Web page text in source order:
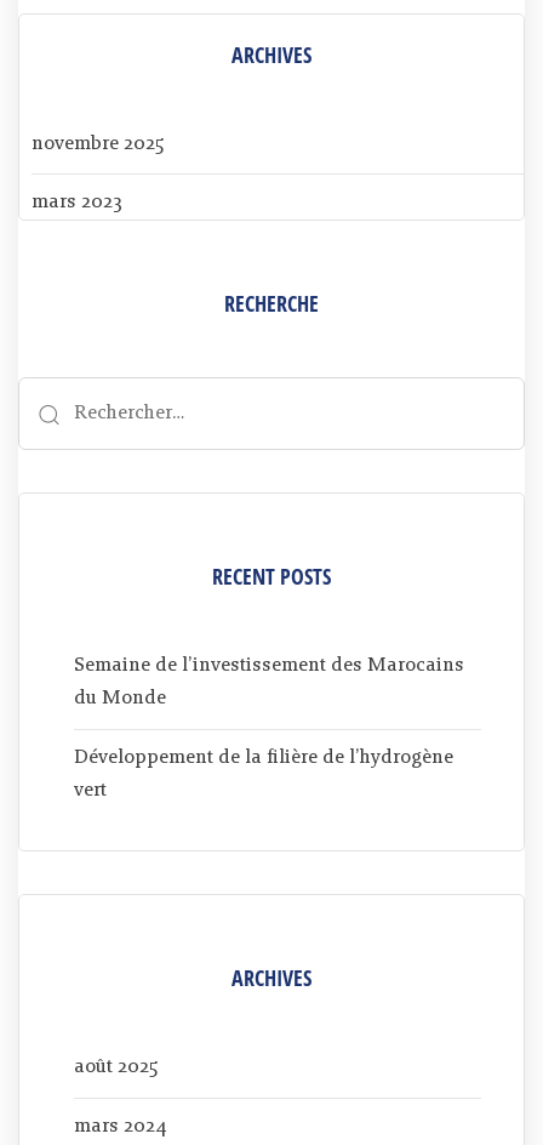
ARCHIVES
novembre 2025
mars 2023
RECHERCHE
RECENT POSTS
Semaine de l’investissement des Marocains
du Monde
Développement de la filière de l’hydrogène
vert
ARCHIVES
août 2025
mars 2024